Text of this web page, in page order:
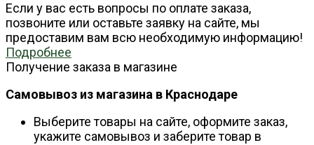
Если у вас есть вопросы по оплате заказа,
позвоните или оставьте заявку на сайте, мы
предоставим вам всю необходимую информацию!
Подробнее
Получение заказа в магазине
Самовывоз из магазина в Краснодаре
Выберите товары на сайте, оформите заказ,
укажите самовывоз и заберите товар в